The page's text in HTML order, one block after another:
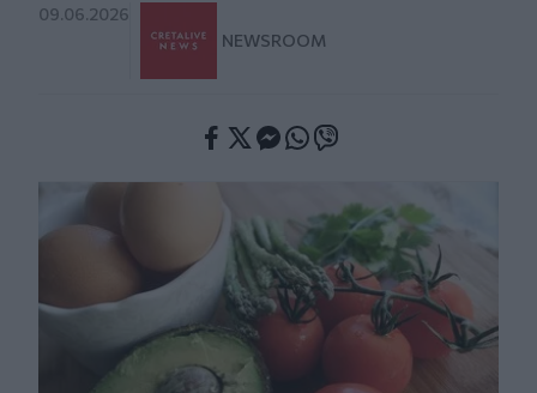
09.06.2026
NEWSROOM